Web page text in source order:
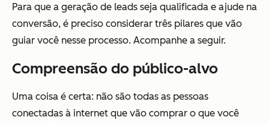
Para que a geração de leads seja qualificada e ajude na
conversão, é preciso considerar três pilares que vão
guiar você nesse processo. Acompanhe a seguir.
Compreensão do público-alvo
Uma coisa é certa: não são todas as pessoas
conectadas à internet que vão comprar o que você